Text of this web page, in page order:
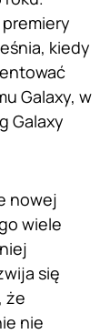
kiedy
Galaxy, w
Galaxy
nowej
wiele
się
że
nie